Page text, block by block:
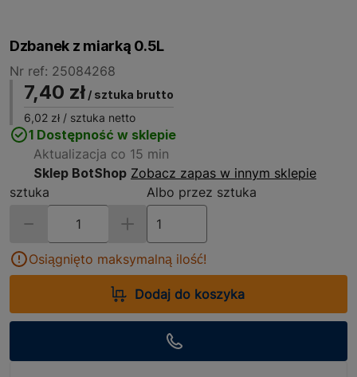
Dzbanek z miarką 0.5L
Nr ref: 25084268
7,40 zł / sztuka brutto
6,02 zł / sztuka netto
1 Dostępność w sklepie
Aktualizacja co 15 min
Sklep BotShop Zobacz zapas w innym sklepie
sztuka
Albo przez sztuka
Osiągnięto maksymalną ilość!
Dodaj do koszyka